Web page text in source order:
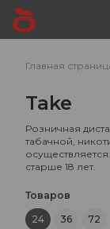
Главная
Take
Розничная
табачной,
старше 18 лет.
Товаров
24
36 72